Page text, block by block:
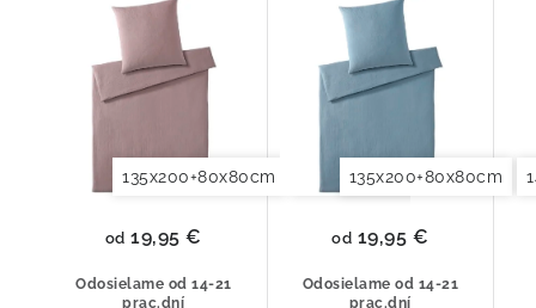
7095-01
135x200+80x80cm 140x200+70x90cm
Odosielame od 14-21
prac.dní
od 19,95 €
7095-02
135x200+80x80cm
Odosielame od 14-21
prac.dní
od 19,95 €